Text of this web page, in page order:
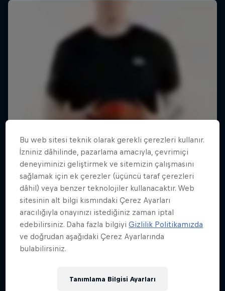
Bu web sitesi teknik olarak gerekli çerezleri kullanır.
İzniniz dâhilinde, pazarlama amacıyla, çevrimiçi
deneyiminizi geliştirmek ve sitemizin çalışmasını
sağlamak için ek çerezler (üçüncü taraf çerezleri
dâhil) veya benzer teknolojiler kullanacaktır. Web
sitesinin alt bilgi kısmındaki Çerez Ayarları
aracılığıyla onayınızı istediğiniz zaman iptal
edebilirsiniz. Daha fazla bilgiyiGizlilik Politikamızda
ve doğrudan aşağıdaki Çerez Ayarlarında
bulabilirsiniz.
Tanımlama Bilgisi Ayarları